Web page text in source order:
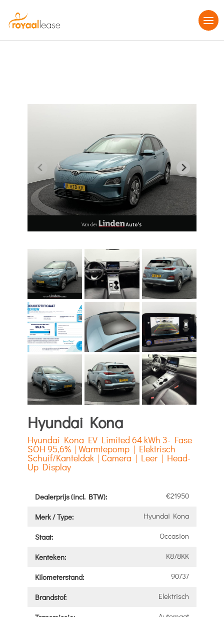
Hyundai Kona
Hyundai Kona EV Limited 64 kWh 3- Fase
SOH 95,6% | Warmtepomp | Elektrisch
Schuif/Kanteldak | Camera | Leer | Head-
Up Display
Dealerprijs (incl. BTW): €21950
Merk / Type: Hyundai Kona
Staat: Occasion
Kenteken: K878KK
Kilometerstand: 90737
Brandstof: Elektrisch